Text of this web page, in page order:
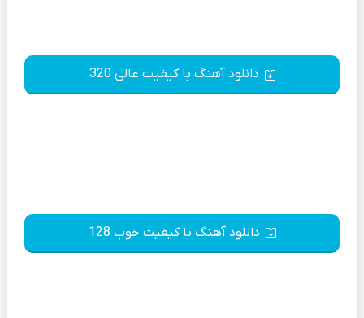
دانلود آهنگ با کیفیت عالی 320
دانلود آهنگ با کیفیت خوب 128